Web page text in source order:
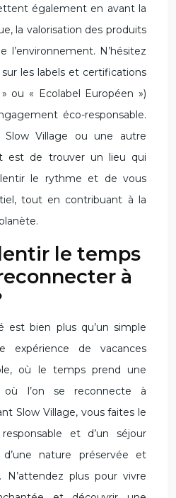
également en avant la
la valorisation des produits
l’environnement. N’hésitez
les labels et certifications
ou « Ecolabel Européen »)
éco-responsable.
Slow Village ou une autre
est de trouver un lieu qui
le rythme et de vous
tout en contribuant à la
le temps
à
est bien plus qu’un simple
expérience de vacances
où le temps prend une
l’on se reconnecte à
Slow Village, vous faites le
et d’un séjour
nature préservée et
N’attendez plus pour vivre